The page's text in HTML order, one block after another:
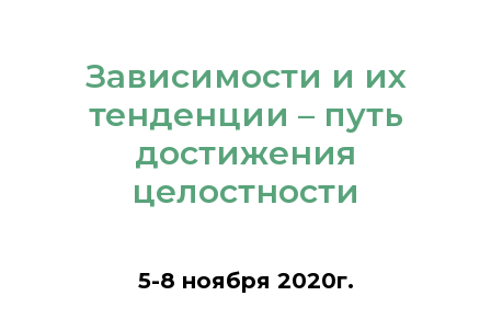
Зависимости и их
тенденции – путь
достижения
целостности
5-8 ноября 2020г.